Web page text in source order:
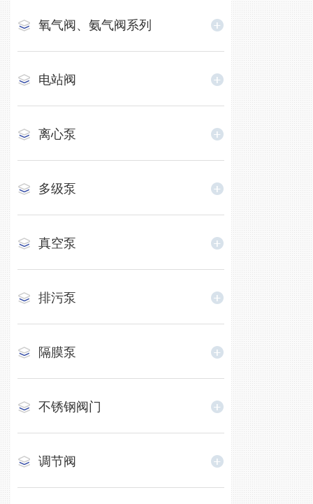
氧气阀、氨气阀系列
电站阀
离心泵
多级泵
真空泵
排污泵
隔膜泵
不锈钢阀门
调节阀